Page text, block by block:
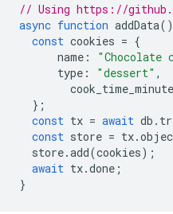
// Using https://
async function addData()
const cookies = {
name : "Chocolate
type : "dessert" ,
};
const tx = await db .
const store = tx.
store.add(cookies);
await tx.done ;
}